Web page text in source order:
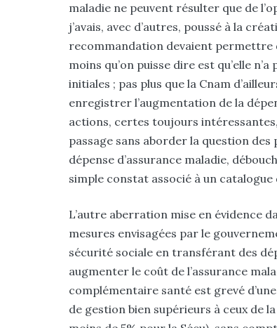
maladie ne peuvent résulter que de
j’avais, avec d’autres, poussé à la
recommandation devaient permettre
moins qu’on puisse dire est qu’elle
initiales ; pas plus que la Cnam
enregistrer l’augmentation de la
actions, certes toujours
passage sans aborder la question
dépense d’assurance maladie,
simple constat associé à un
L’autre aberration mise en évidence
mesures envisagées par le
sécurité sociale en transférant des
augmenter le coût de l’assurance
complémentaire santé est grevé
de gestion bien supérieurs à ceux de